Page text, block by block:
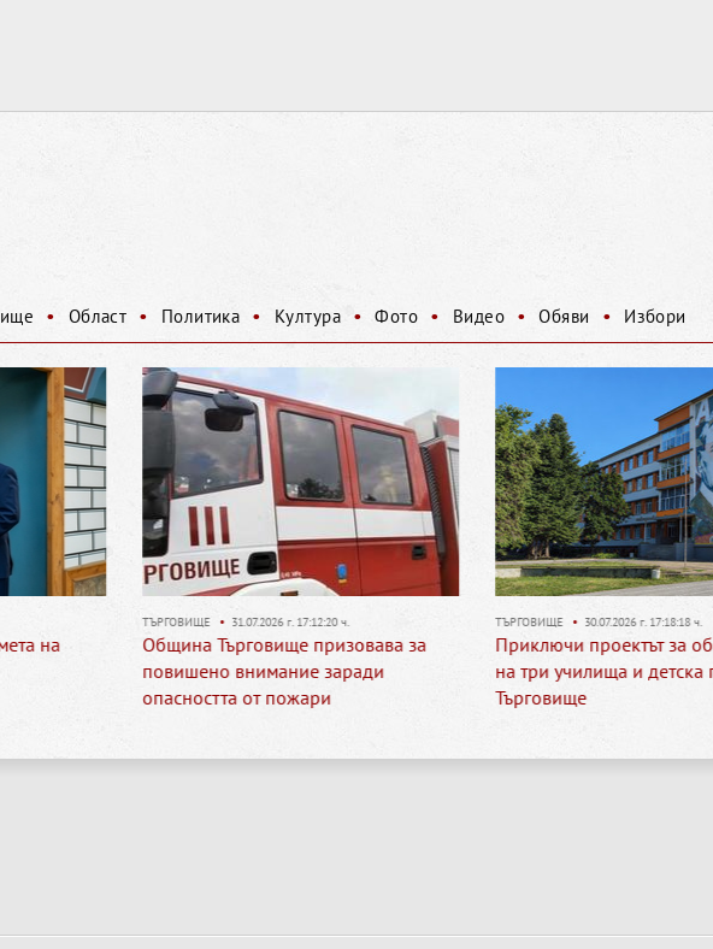
• Област • Политика • Култура • Фото • Видео • Обяви • Избори
• 31.07.2026 г. 17:12:20 ч.
Община Търговище призовава за
повишено внимание заради
опасността от пожари
• 30.07.2026 г. 17:18:18 ч.
Приключи проектът за обновяване
на три училища и детска градина в
Търговище